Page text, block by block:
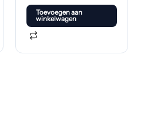
Toevoegen aan
winkelwagen